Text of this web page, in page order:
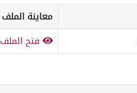
معاينة الملف
فتح الملف